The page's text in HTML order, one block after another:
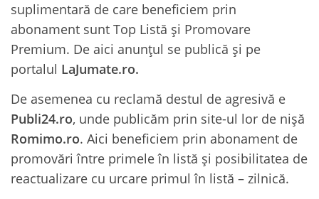
suplimentară de care beneficiem prin
abonament sunt Top Listă și Promovare
Premium. De aici anunțul se publică și pe
portalul LaJumate.ro.
De asemenea cu reclamă destul de agresivă e
Publi24.ro, unde publicăm prin site-ul lor de nișă
Romimo.ro. Aici beneficiem prin abonament de
promovări între primele în listă și posibilitatea de
reactualizare cu urcare primul în listă – zilnică.